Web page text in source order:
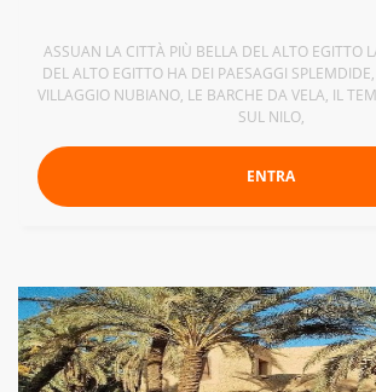
ASSUAN LA CITTÀ PIÙ BELLA DEL ALTO EGITTO
DEL ALTO EGITTO HA DEI PAESAGGI
VILLAGGIO NUBIANO, LE BARCHE DA VELA, IL
SUL NILO,
ENTRA